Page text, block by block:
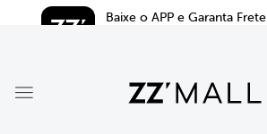
Baixe o APP e Garanta Frete